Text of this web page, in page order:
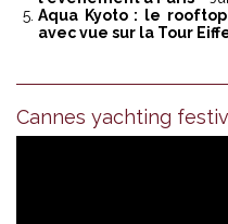
Aqua Kyoto : le
avec vue sur la Tour
Cannes yachting